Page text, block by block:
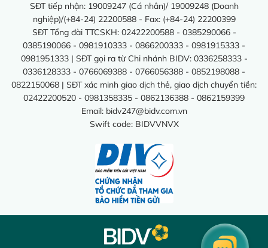
SĐT tiếp nhận: 19009247 (Cá nhân)/ 19009248 (Doanh
nghiệp)/(+84-24) 22200588 - Fax: (+84-24) 22200399
SĐT Tổng đài TTCSKH: 02422200588 - 0385290066 -
0385190066 - 0981910333 - 0866200333 - 0981915333 -
0981951333 | SĐT gọi ra từ Chi nhánh BIDV: 0336258333 -
0336128333 - 0766069388 - 0766056388 - 0852198088 -
0822150068 | SĐT xác minh giao dịch thẻ, giao dịch chuyển tiền:
02422200520 - 0981358335 - 0862136388 - 0862159399
Email: bidv247@bidv.com.vn
Swift code: BIDVVNVX